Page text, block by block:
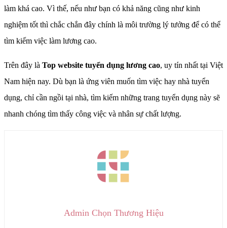
làm khá cao. Vì thế, nếu như bạn có khả năng cũng như kinh
nghiệm tốt thì chắc chắn đây chính là môi trường lý tưởng để có thể
tìm kiếm việc làm lương cao.
Trên đây là Top website tuyển dụng lương cao, uy tín nhất tại Việt
Nam hiện nay. Dù bạn là ứng viên muốn tìm việc hay nhà tuyển
dụng, chỉ cần ngồi tại nhà, tìm kiếm những trang tuyển dụng này sẽ
nhanh chóng tìm thấy công việc và nhân sự chất lượng.
Admin Chọn Thương Hiệu